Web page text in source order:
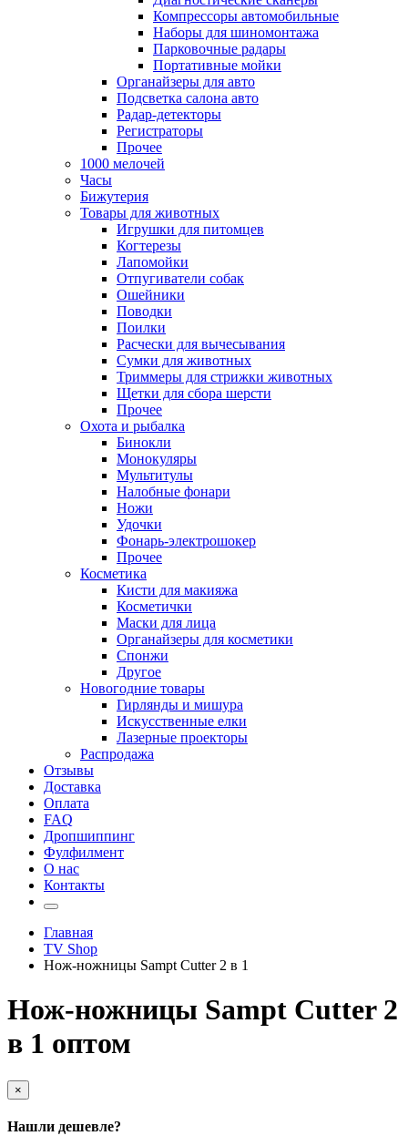
Компрессоры автомобильные
Наборы для шиномонтажа
Парковочные радары
Портативные мойки
Органайзеры для авто
Подсветка салона авто
Радар-детекторы
Регистраторы
Прочее
1000 мелочей
Часы
Бижутерия
Товары для животных
Игрушки для питомцев
Когтерезы
Лапомойки
Отпугиватели собак
Ошейники
Поводки
Поилки
Расчески для вычесывания
Сумки для животных
Триммеры для стрижки животных
Щетки для сбора шерсти
Прочее
Охота и рыбалка
Бинокли
Монокуляры
Мультитулы
Налобные фонари
Ножи
Удочки
Фонарь-электрошокер
Прочее
Косметика
Кисти для макияжа
Косметички
Маски для лица
Органайзеры для косметики
Спонжи
Другое
Новогодние товары
Гирлянды и мишура
Искусственные елки
Лазерные проекторы
Распродажа
Отзывы
Доставка
Оплата
FAQ
Дропшиппинг
Фулфилмент
О нас
Контакты
Главная
TV Shop
Нож-ножницы Sampt Cutter 2 в 1
Нож-ножницы Sampt Cutter 2
в 1 оптом
×
Нашли дешевле?